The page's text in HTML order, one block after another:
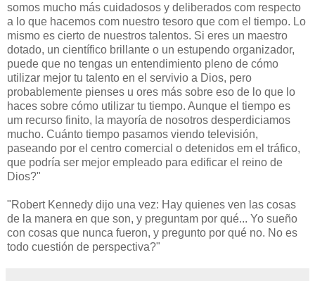
somos mucho más cuidadosos y deliberados com respecto
a lo que hacemos com nuestro tesoro que com el tiempo. Lo
mismo es cierto de nuestros talentos. Si eres un maestro
dotado, un científico brillante o un estupendo organizador,
puede que no tengas un entendimiento pleno de cómo
utilizar mejor tu talento en el servivio a Dios, pero
probablemente pienses u ores más sobre eso de lo que lo
haces sobre cómo utilizar tu tiempo. Aunque el tiempo es
um recurso finito, la mayoría de nosotros desperdiciamos
mucho. Cuánto tiempo pasamos viendo televisión,
paseando por el centro comercial o detenidos em el tráfico,
que podría ser mejor empleado para edificar el reino de
Dios?"
"Robert Kennedy dijo una vez: Hay quienes ven las cosas
de la manera en que son, y preguntam por qué... Yo sueño
con cosas que nunca fueron, y pregunto por qué no. No es
todo cuestión de perspectiva?"